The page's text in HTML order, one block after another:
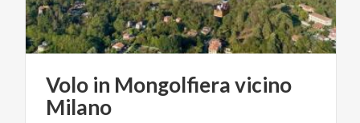
Volo in Mongolfieravicino
Milano